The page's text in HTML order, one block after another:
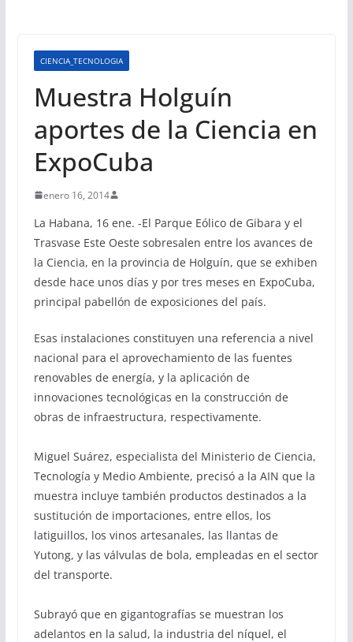
CIENCIA_TECNOLOGIA
Muestra Holguín
aportes de la Ciencia en
ExpoCuba
enero 16, 2014
La Habana, 16 ene. -El Parque Eólico de Gibara y el
Trasvase Este Oeste sobresalen entre los avances de
la Ciencia, en la provincia de Holguín, que se exhiben
desde hace unos días y por tres meses en ExpoCuba,
principal pabellón de exposiciones del país.
Esas instalaciones constituyen una referencia a nivel
nacional para el aprovechamiento de las fuentes
renovables de energía, y la aplicación de
innovaciones tecnológicas en la construcción de
obras de infraestructura, respectivamente.
Miguel Suárez, especialista del Ministerio de Ciencia,
Tecnología y Medio Ambiente, precisó a la AIN que la
muestra incluye también productos destinados a la
sustitución de importaciones, entre ellos, los
latiguillos, los vinos artesanales, las llantas de
Yutong, y las válvulas de bola, empleadas en el sector
del transporte.
Subrayó que en gigantografías se muestran los
adelantos en la salud, la industria del níquel, el